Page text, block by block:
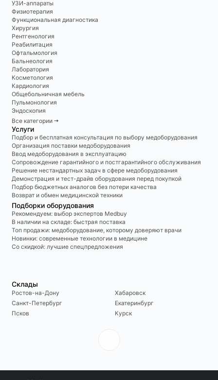
УЗИ-аппараты
Физиотерапия
Функциональная диагностика
Хирургия
Рентгенология
Реабилитация
Офтальмология
Бальнеология
Лаборатория
Косметология
Кардиология
Общебольничная мебель
Пульмонология
Эндоскопия
Все категории 🠆
Услуги
Подбор и бесплатная консультация по выбору медоборудования
Организация поставки медоборудования
Ввод медоборудования в эксплуатацию
Сопровождение гарантийного и постгарантийного обслуживания
Решение нестандартных задач в сфере медоборудования
Демонстрация и тест-драйв оборудования перед покупкой
Подбор бюджетных аналогов без потери качества
Возврат и обмен медицинской техники
Подборки оборудования
Рекомендуем: выбор экспертов Medbuy
В наличии на складе: быстрая поставка
Топ продажи: медоборудование, которому доверяют врачи
Новинки: современные технологии в медицине
Со скидкой: лучшие спецпредложения
Склады
Ростов-на-Дону
Санкт-Петербург
Псков
Хабаровск
Екатеринбург
Курск